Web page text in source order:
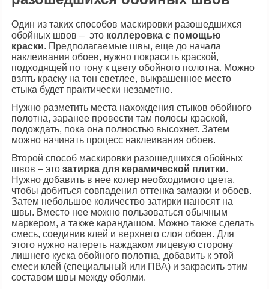
Один из таких способов маскировки разошедшихся
обойных швов – это коллеровка с помощью
краски. Предполагаемые швы, еще до начала
наклеивания обоев, нужно покрасить краской,
подходящей по тону к цвету обойного полотна. Можно
взять краску на тон светлее, выкрашенное место
стыка будет практически незаметно.
Нужно разметить места нахождения стыков обойного
полотна, заранее провести там полосы краской,
подождать, пока она полностью высохнет. Затем
можно начинать процесс наклеивания обоев.
Второй способ маскировки разошедшихся обойных
швов – этозатирка для керамической плитки.
Нужно добавить в нее колер необходимого цвета,
чтобы добиться совпадения оттенка замазки и обоев.
Затем небольшое количество затирки наносят на
швы. Вместо нее можно пользоваться обычным
маркером, а также карандашом. Можно также сделать
смесь, соединив клей и верхнего слоя обоев. Для
этого нужно натереть наждаком лицевую сторону
лишнего куска обойного полотна, добавить к этой
смеси клей (специальный или ПВА) и закрасить этим
составом швы между обоями.